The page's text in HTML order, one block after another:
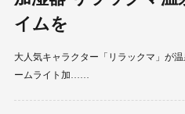
イムを
大人気キャラクター「リラックマ」が
ームライト加……